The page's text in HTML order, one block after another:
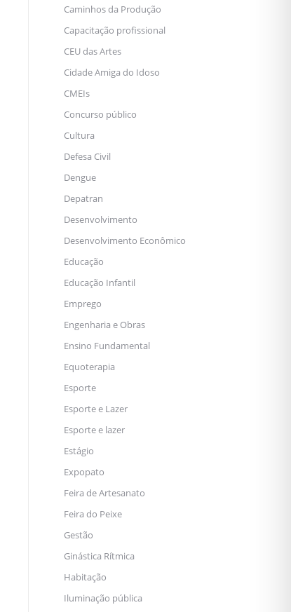
Caminhos da Produção
Capacitação profissional
CEU das Artes
Cidade Amiga do Idoso
CMEIs
Concurso público
Cultura
Defesa Civil
Dengue
Depatran
Desenvolvimento
Desenvolvimento Econômico
Educação
Educação Infantil
Emprego
Engenharia e Obras
Ensino Fundamental
Equoterapia
Esporte
Esporte e Lazer
Esporte e lazer
Estágio
Expopato
Feira de Artesanato
Feira do Peixe
Gestão
Ginástica Rítmica
Habitação
Iluminação pública